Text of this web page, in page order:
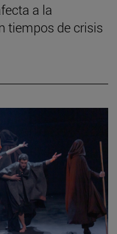
a la
tiempos de crisis